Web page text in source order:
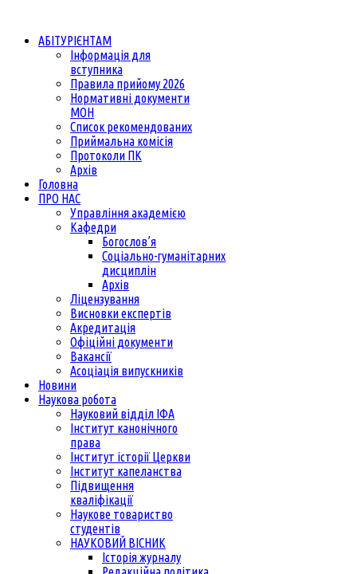
АБІТУРІЄНТАМ
Інформація для
вступника
Правила прийому 2026
Нормативні документи
МОН
Список рекомендованих
Приймальна комісія
Протоколи ПК
Архів
Головна
ПРО НАС
Управління академією
Кафедри
Богослов’я
Соціально-гуманітарних
дисциплін
Архів
Ліцензування
Висновки експертів
Акредитація
Офіційні документи
Вакансії
Асоціація випускників
Новини
Наукова робота
Науковий відділ ІФА
Інститут канонічного
права
Інститут історії Церкви
Інститут капеланства
Підвищення
кваліфікації
Наукове товариство
студентів
НАУКОВИЙ ВІСНИК
Історія журналу